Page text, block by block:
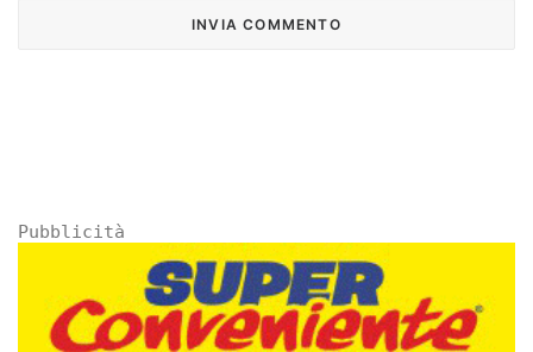
Pubblicità